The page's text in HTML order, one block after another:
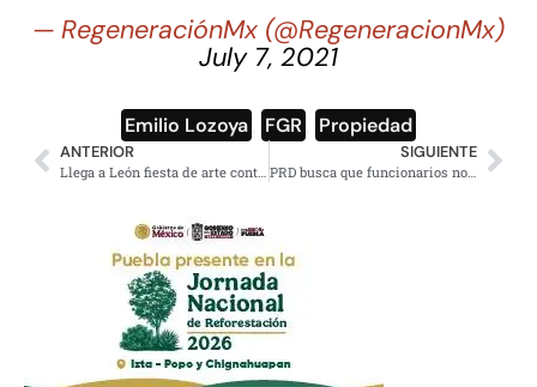
— RegeneraciónMx (@RegeneracionMx)
July 7, 2021
Emilio Lozoya FGR Propiedad
ANTERIOR SIGUIENTE
PRD busca que funcionarios no griten ‘Viva AMLO’ en Grito de Independencia